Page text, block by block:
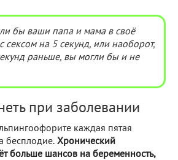
бы ваши папа и мама в своё
сексом на 5 секунд, или наоборот,
раньше, вы могли бы и не
при заболевании
каждая пятая
бесплодие. Хронический
больше шансов на беременность,